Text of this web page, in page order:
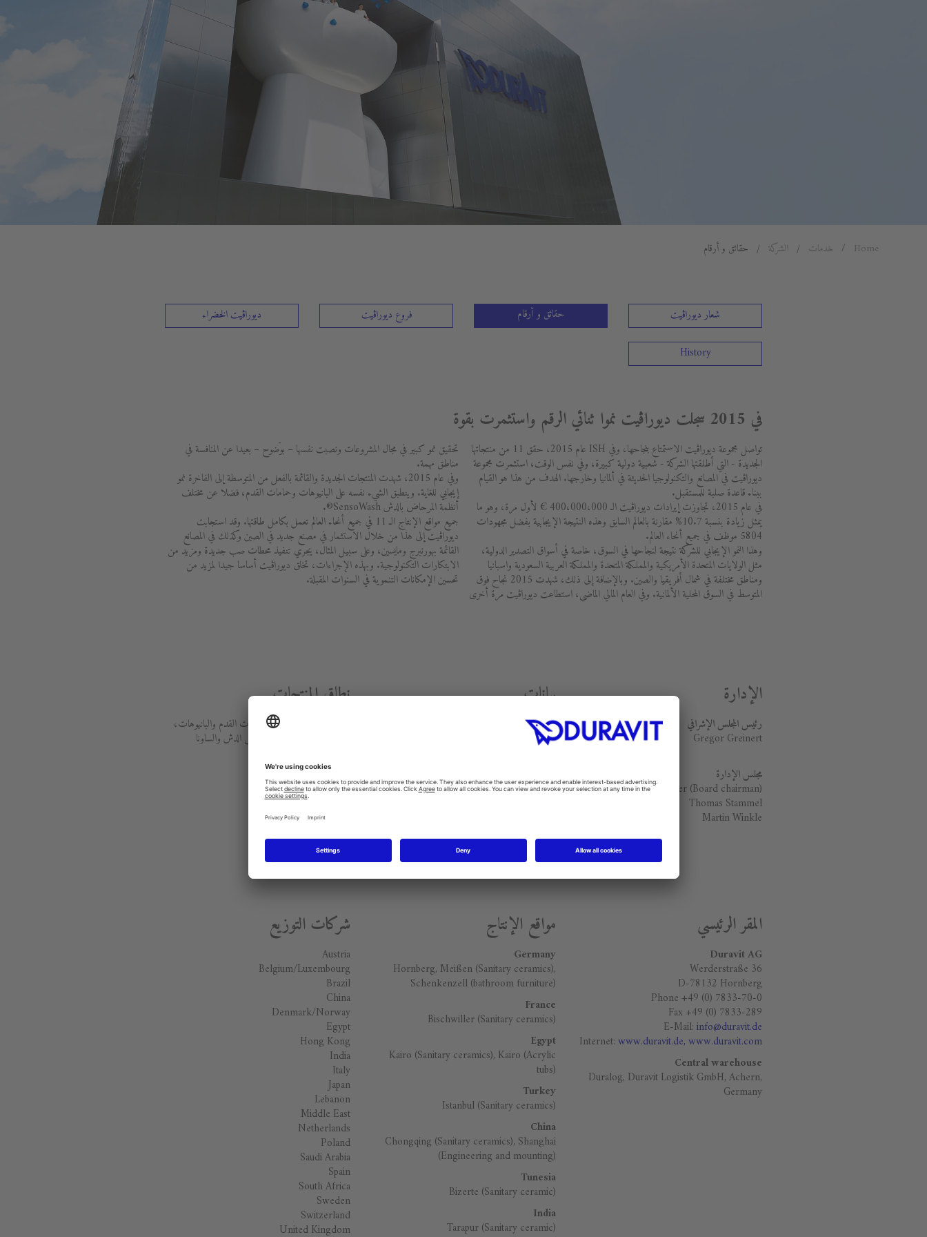
Home خدمات الشركة حقائق و أرقام
شعار ديوراڨيت حقائق و أرقام فروع ديوراڨيت ديوراڨيت الخضراء
History
في 2015 سجلت ديوراڨيت نموا ثنائي الرقم واستثمرت بقوة
تواصل مجموعة ديوراڨيت الاستمتاع بنجاحها، وفي ISH عام 2015، حقق 11 من منتجاتها
الجديدة - التي أطلقتها الشركة - شعبية دولية كبيرة، وفي نفس الوقت، استثمرت مجموعة
ديوراڨيت في المصانع والتكنولوجيا الحديثة في ألمانيا وخارجها. الهدف من هذا هو القيام
ببناء قاعدة صلبة للمستقبل.
في عام 2015، تجاوزت إيرادات ديوراڨيت الـ 400،000،000 € لأول مرة، وهو ما
يمثل زيادة بنسبة 10.7% مقارنة بالعالم السابق وهذه النتيجة الإيجابية بفضل مجهودات
5804 موظف في جميع أنحاء العالم.
وهذا النمو الإيجابي للشركة نتيجة لنجاحها في السوق، خاصة في أسواق التصدير الدولية،
مثل الولايات المتحدة الأمريكية والمملكة المتحدة والمملكة العربية السعودية واسبانيا
ومناطق مختلفة في شمال أفريقيا والصين. وبالإضافة إلى ذلك، شهدت 2015 نجاح فوق
المتوسط في السوق المحلية الألمانية. وفي العام المالي الماضي، استطاعت ديوراڨيت مرة أخرى
تحقيق نمو كبير في مجال المشروعات ونصبت نفسها – بوضوح – بعيدا عن المنافسة في
مناطق مهمة.
وفي عام 2015، شهدت المنتجات الجديدة والقائمة بالفعل من المتوسطة إلى الفاخرة نمو
إيجابي للغاية. وينطبق الشيء نفسه على البانيوهات وحمامات القدم، فضلا عن مختلف
أنظمة المرحاض بالدش SensoWash®.
جميع مواقع الإنتاج الـ 11 في جميع أنحاء العالم تعمل بكامل طاقتها. وقد استجابت
ديوراڨيت إلى هذا من خلال الاستثمار في مصنع جديد في الصين وكذلك في المصانع
القائمة بهورنبرج ومايسين، وعلى سبيل المثال، يجري تنفيذ محطات صب جديدة ومزيد من
الابتكارات التكنولوجية. وبهذه الإجراءات، تخلق ديوراڨيت أساسا جيدا لمزيد من
تحسين الإمكانات التنموية في السنوات المقبلة.
الإدارة
رئيس المجلس الإشرافي
Gregor Greinert
مجلس الإدارة
Michael Demmer (Board chairman)
Thomas Stammel
Martin Winkle
بيانات
إيرادات 2015
432,3 مليون يورو (المجموعة
1817
نطاق المنتجات
الصيني، موبيليا الحمامات، حمامات القدم والبانيوهات،
أنظمة العناية بالصحة، مراحيض الدش والساونا
المقر الرئيسي
Duravit AG
Werderstraße 36
D-78132 Hornberg
Phone +49 (0) 7833-70-0
Fax +49 (0) 7833-289
E-Mail:info@duravit.de
Internet:www.duravit.de, www.duravit.com
Central warehouse
Duralog, Duravit Logistik GmbH, Achern,
Germany
مواقع الإنتاج
Germany
Hornberg, Meißen (Sanitary ceramics),
Schenkenzell (bathroom furniture)
France
Bischwiller (Sanitary ceramics)
Egypt
Kairo (Sanitary ceramics), Kairo (Acrylic
tubs)
Turkey
Istanbul (Sanitary ceramics)
China
Chongqing (Sanitary ceramics), Shanghai
(Engineering and mounting)
Tunesia
Bizerte (Sanitary ceramic)
India
Tarapur (Sanitary ceramic)
شركات التوزيع
Austria
Belgium/Luxembourg
Brazil
China
Denmark/Norway
Egypt
Hong Kong
India
Italy
Japan
Lebanon
Middle East
Netherlands
Poland
Saudi Arabia
Spain
South Africa
Sweden
Switzerland
United Kingdom